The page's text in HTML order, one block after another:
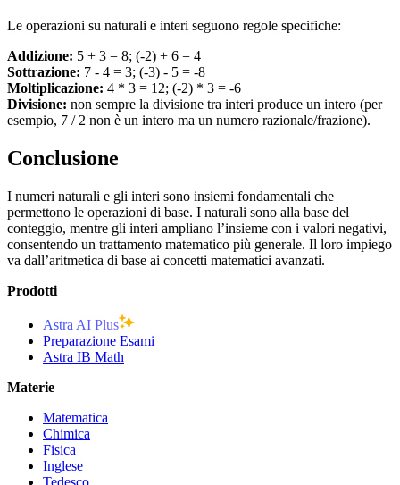
Le operazioni su naturali e interi seguono regole specifiche:
Addizione: 5 + 3 = 8; (-2) + 6 = 4
Sottrazione: 7 - 4 = 3; (-3) - 5 = -8
Moltiplicazione: 4 * 3 = 12; (-2) * 3 = -6
Divisione: non sempre la divisione tra interi produce un intero (per
esempio, 7 / 2 non è un intero ma un numero razionale/frazione).
Conclusione
I numeri naturali e gli interi sono insiemi fondamentali che
permettono le operazioni di base. I naturali sono alla base del
conteggio, mentre gli interi ampliano l’insieme con i valori negativi,
consentendo un trattamento matematico più generale. Il loro impiego
va dall’aritmetica di base ai concetti matematici avanzati.
Prodotti
Astra AI Plus
Preparazione Esami
Astra IB Math
Materie
Matematica
Chimica
Fisica
Inglese
Tedesco